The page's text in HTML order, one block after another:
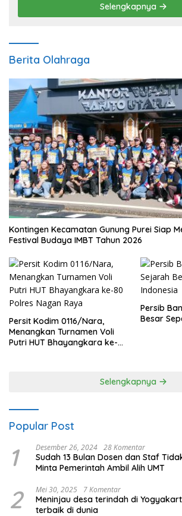
Selengkapnya
Berita Olahraga
Kontingen Kecamatan Gunung Purei Siap
Festival Budaya IMBT Tahun 2026
Persit Kodim 0116/Nara,
Menangkan Turnamen Voli
Putri HUT Bhayangkara ke-
Persib
Besar
Selengkapnya
Popular Post
1 Desember 26, 2024 28 Komentar
Sudah 13 Bulan Dosen dan Staf
Minta Pemerintah Ambil Alih UMT
2 Mei 30, 2025 7 Komentar
Meninjau desa terindah di
terbaik di dunia